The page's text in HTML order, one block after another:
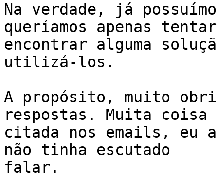
Na verdade, já
queríamos apenas tentar
encontrar alguma
utilizá-los.
A propósito, muito
respostas. Muita coisa
citada nos emails, eu
não tinha escutado
falar.